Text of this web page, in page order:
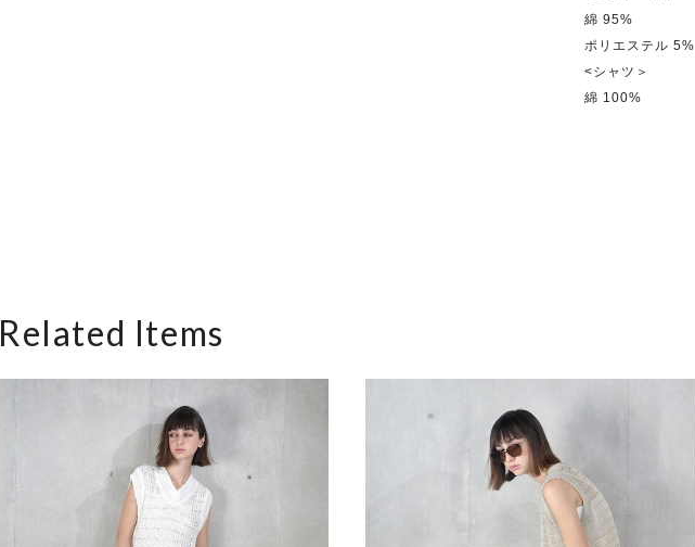
綿 95%
ポリエステル 5%
<シャツ＞
綿 100%
Related Items